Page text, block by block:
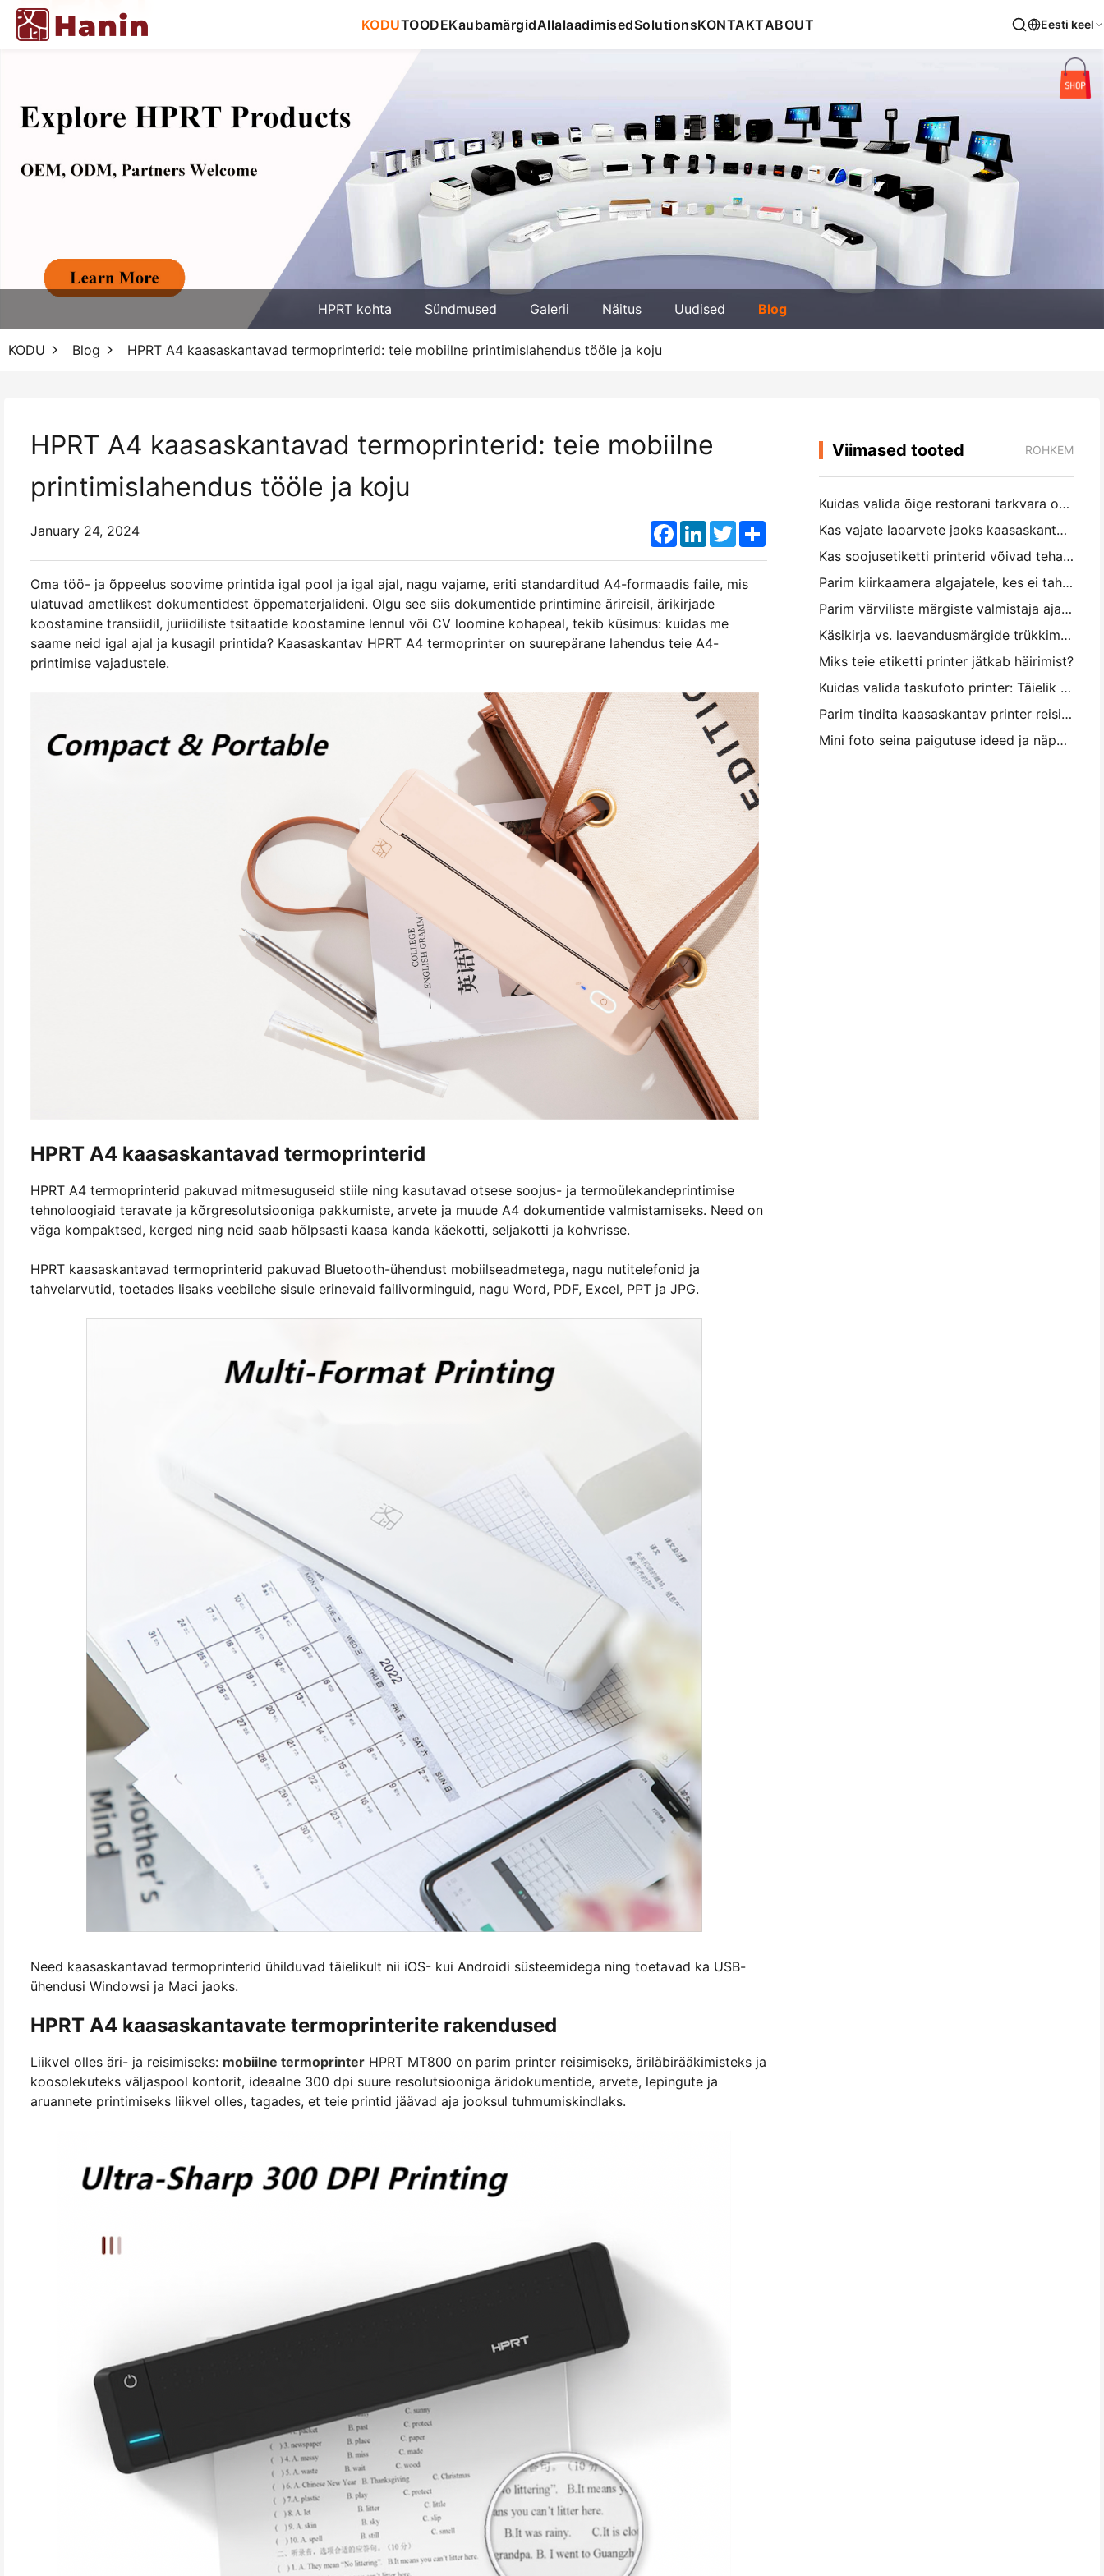
KODUTOODEKaubamärgidAllalaadimisedSolutionsKONTAKTABOUT Eesti keel
HPRT kohta Sündmused Galerii Näitus Uudised Blog
KODU Blog HPRT A4 kaasaskantavad termoprinterid: teie mobiilne printimislahendus tööle ja koju
HPRT A4 kaasaskantavad termoprinterid: teie mobiilne
printimislahendus tööle ja koju
January 24, 2024 Facebook
LinkedInTwitterShare
Oma töö- ja õppeelus soovime printida igal pool ja igal ajal, nagu vajame, eriti standarditud A4-formaadis faile, mis
ulatuvad ametlikest dokumentidest õppematerjalideni. Olgu see siis dokumentide printimine ärireisil, ärikirjade
koostamine transiidil, juriidiliste tsitaatide koostamine lennul või CV loomine kohapeal, tekib küsimus: kuidas me
saame neid igal ajal ja kusagil printida? Kaasaskantav HPRT A4 termoprinter on suurepärane lahendus teie A4-
printimise vajadustele.
HPRT A4 kaasaskantavad termoprinterid
HPRT A4 termoprinterid pakuvad mitmesuguseid stiile ning kasutavad otsese soojus- ja termoülekandeprintimise
tehnoloogiaid teravate ja kõrgresolutsiooniga pakkumiste, arvete ja muude A4 dokumentide valmistamiseks. Need on
väga kompaktsed, kerged ning neid saab hõlpsasti kaasa kanda käekotti, seljakotti ja kohvrisse.
HPRT kaasaskantavad termoprinterid pakuvad Bluetooth-ühendust mobiilseadmetega, nagu nutitelefonid ja
tahvelarvutid, toetades lisaks veebilehe sisule erinevaid failivorminguid, nagu Word, PDF, Excel, PPT ja JPG.
Need kaasaskantavad termoprinterid ühilduvad täielikult nii iOS- kui Androidi süsteemidega ning toetavad ka USB-
ühendusi Windowsi ja Maci jaoks.
HPRT A4 kaasaskantavate termoprinterite rakendused
Liikvel olles äri- ja reisimiseks: mobiilne termoprinter HPRT MT800 on parim printer reisimiseks, äriläbirääkimisteks ja
koosolekuteks väljaspool kontorit, ideaalne 300 dpi suure resolutsiooniga äridokumentide, arvete, lepingute ja
aruannete printimiseks liikvel olles, tagades, et teie printid jäävad aja jooksul tuhmumiskindlaks.
Viimased tooted ROHKEM
Kuidas valida õige restorani tarkvara oma väikese või keskmise suurusega restorani jaoks
Kas vajate laoarvete jaoks kaasaskantavat A4-printerit? Mis tegelikult töötab
Kas soojusetiketti printerid võivad teha väikeettevõtete toodetele veekindel etikett?
Parim kiirkaamera algajatele, kes ei taha paberit raiskata
Parim värviliste märgiste valmistaja ajakirjastamiseks ja scrapbooking'iks: lisage iga leheküljele rohkem värvi
Käsikirja vs. laevandusmärgide trükkimine: näpunäited väikeettevõtetele 2026. aastal
Miks teie etiketti printer jätkab häirimist?
Kuidas valida taskufoto printer: Täielik juhend ajakirjanduse, reisimise ja iPhone'i kasutajatele
Parim tindita kaasaskantav printer reisimiseks, kooliks ja mobiiltööks: Hanin MT620 Pro ülevaade
Mini foto seina paigutuse ideed ja näpunäited magamistuba ja magamistuba kaunistamiseks